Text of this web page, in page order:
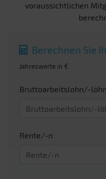
voraussichtlichen
Berechnen Sie
Jahreswerte in €
Bruttoarbeitslohn/-
Rente/-n